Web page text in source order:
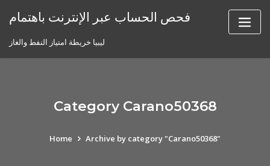
فحص الحساب عبر الإنترنت باهتمام
ليبيا خريطة امتياز النفط والغاز
Category Carano50368
Home Archive by category "Carano50368"